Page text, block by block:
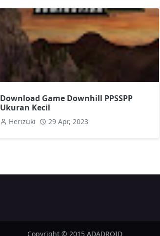
Download Game Downhill PPSSPP
Ukuran Kecil
Herizuki 29 Apr, 2023
Copyright © 2015 ADADROID